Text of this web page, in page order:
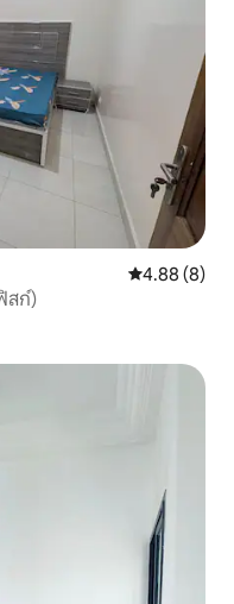
คะแนนเฉลี่ย
4.88 (8)
สก์)